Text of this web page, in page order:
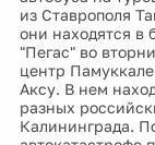
из Ставрополя
они находятся в
"Пегас" во
центр
Аксу. В нем
разных
Калининграда.